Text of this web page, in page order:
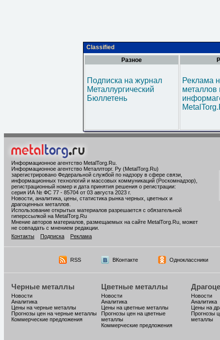
Classified
Разное
Подписка на журнал
Металлургический
Бюллетень
Реклама
металлов
Информационное агентство MetalTorg.Ru
Информационное агентство Металлторг. Ру (MetalTorg.Ru)
зарегистрировано Федеральной службой по надзору в сфере связи,
информационных технологий и массовых коммуникаций (Роскомнадзор),
регистрационный номер и дата принятия решения о регистрации:
серия ИА № ФС 77 - 85704 от 03 августа 2023 г.
Новости, аналитика, цены, статистика рынка черных, цветных и
драгоценных металлов.
Использование открытых материалов разрешается с обязательной
гиперссылкой на MetalTorg.Ru
Мнение авторов материалов, размещаемых на сайте MetalTorg.Ru, может
не совпадать с мнением редакции.
Контакты
Подписка Реклама
RSS ВКонтакте Одноклассники
Черные металлы
Новости
Аналитика
Цены на черные металлы
Прогнозы цен на черные металлы
Коммерческие предложения
Цветные металлы
Новости
Аналитика
Цены на цветные металлы
Прогнозы цен на цветные
металлы
Коммерческие предложения
Новости
Аналитика
Цены на
Прогнозы
металлы